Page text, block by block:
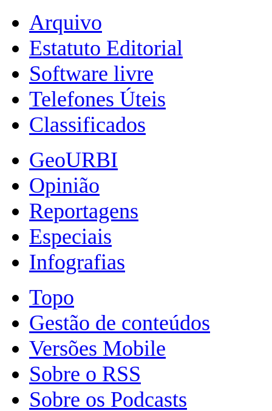
Arquivo
Estatuto Editorial
Software livre
Telefones Úteis
Classificados
GeoURBI
Opinião
Reportagens
Especiais
Infografias
Topo
Gestão de conteúdos
Versões Mobile
Sobre o RSS
Sobre os Podcasts